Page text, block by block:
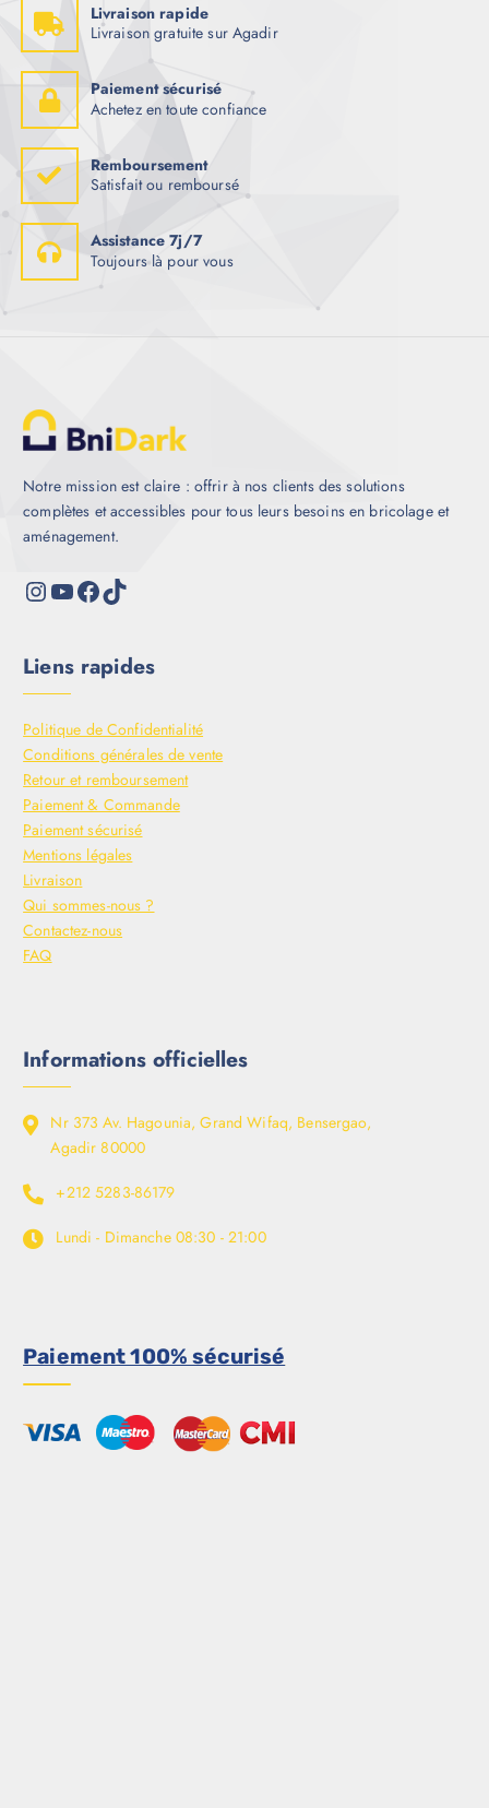
Livraison rapide
Livraison gratuite sur Agadir
Paiement sécurisé
Achetez en toute confiance
Remboursement
Satisfait ou remboursé
Assistance 7j/7
Toujours là pour vous
Notre mission est claire : offrir à nos clients des solutions
complètes et accessibles pour tous leurs besoins en bricolage et
aménagement.
Liens rapides
Politique de Confidentialité
Conditions générales de vente
Retour et remboursement
Paiement & Commande
Paiement sécurisé
Mentions légales
Livraison
Qui sommes-nous ?
Contactez-nous
FAQ
Informations officielles
Nr 373 Av. Hagounia, Grand Wifaq, Bensergao,
Agadir 80000
+212 5283-86179
Lundi - Dimanche 08:30 - 21:00
Paiement 100% sécurisé